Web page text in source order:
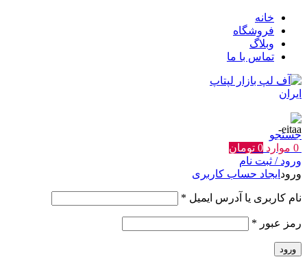
خانه
فروشگاه
وبلاگ
تماس با ما
جستجو
0 موارد 0 تومان
ورود / ثبت نام
ورود ایجاد حساب کاربری
نام کاربری یا آدرس ایمیل *
رمز عبور *
ورود